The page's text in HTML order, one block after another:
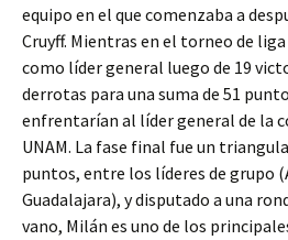
equipo en el que comenzaba a
Cruyff. Mientras en el torneo de
como líder general luego de 19
derrotas para una suma de 51
enfrentarían al líder general de la
UNAM. La fase final fue un
puntos, entre los líderes de grupo
Guadalajara), y disputado a una
vano, Milán es uno de los